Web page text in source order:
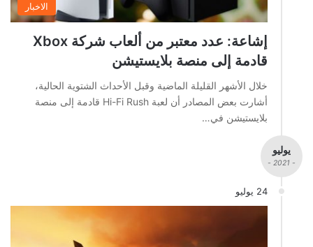
الاخبار
إشاعة: عدد معتبر من ألعاب شركة Xbox
قادمة إلى منصة بلايستيشن
خلال الأشهر القليلة الماضية وقبل الأحداث الشتوية الحالية،
أشارت بعض المصادر أن لعبة Hi-Fi Rush قادمة إلى منصة
بلايستيشن في…
يوليو
- 2021 -
24 يوليو